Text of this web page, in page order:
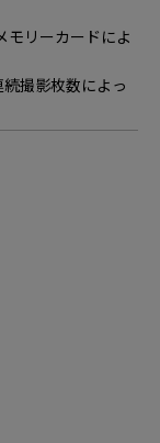
モリーカードによ
撮影枚数によっ